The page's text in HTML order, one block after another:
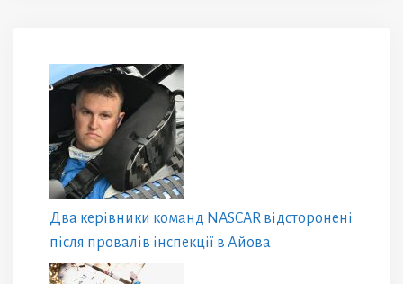
Два керівники команд NASCAR відсторонені
після провалів інспекції в Айова